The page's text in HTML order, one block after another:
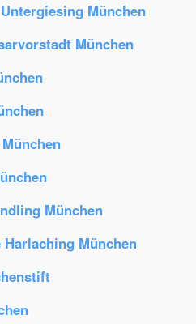
München
München
München
München